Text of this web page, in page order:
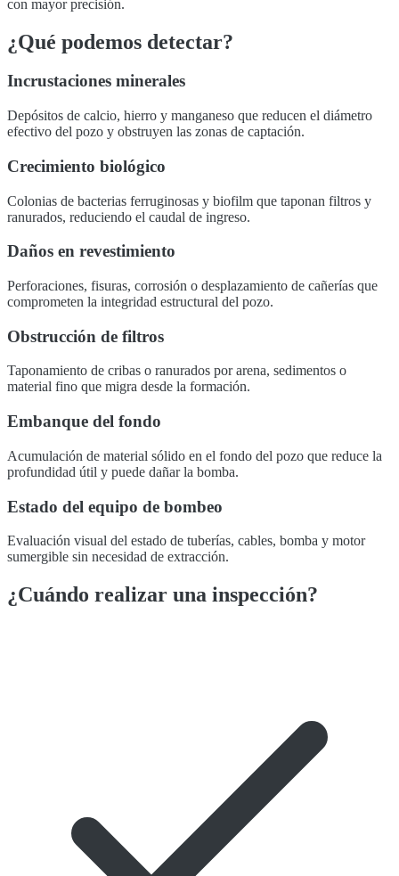
con mayor precisión.
¿Qué podemos detectar?
Incrustaciones minerales
Depósitos de calcio, hierro y manganeso que reducen el diámetro
efectivo del pozo y obstruyen las zonas de captación.
Crecimiento biológico
Colonias de bacterias ferruginosas y biofilm que taponan filtros y
ranurados, reduciendo el caudal de ingreso.
Daños en revestimiento
Perforaciones, fisuras, corrosión o desplazamiento de cañerías que
comprometen la integridad estructural del pozo.
Obstrucción de filtros
Taponamiento de cribas o ranurados por arena, sedimentos o
material fino que migra desde la formación.
Embanque del fondo
Acumulación de material sólido en el fondo del pozo que reduce la
profundidad útil y puede dañar la bomba.
Estado del equipo de bombeo
Evaluación visual del estado de tuberías, cables, bomba y motor
sumergible sin necesidad de extracción.
¿Cuándo realizar una inspección?